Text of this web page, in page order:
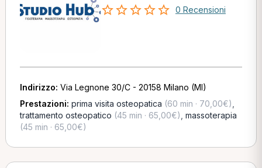
0 Recensioni
Indirizzo: Via Legnone 30/C - 20158 Milano (MI)
Prestazioni: prima visita osteopatica (60 min · 70,00€)
trattamento osteopatico (45 min · 65,00€) massoterapia
(45 min · 65,00€)